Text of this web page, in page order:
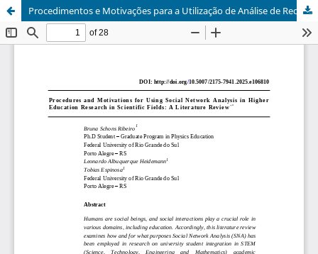
Procedimentos e Motivações para a Utilização de Análise de Redes Sociais na Pesquisa em Ensino Superior em Áreas Científicas: Uma Revisão da Literatura